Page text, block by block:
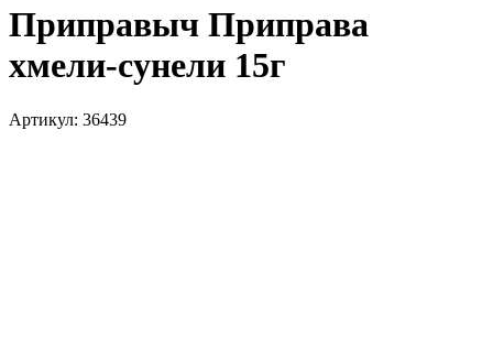
Приправыч Приправа
хмели-сунели 15г
Артикул: 36439